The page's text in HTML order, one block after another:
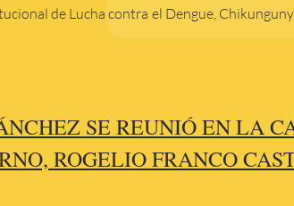
de Lucha contra el Dengue,
SE REUNIÓ EN LA
ROGELIO FRANCO